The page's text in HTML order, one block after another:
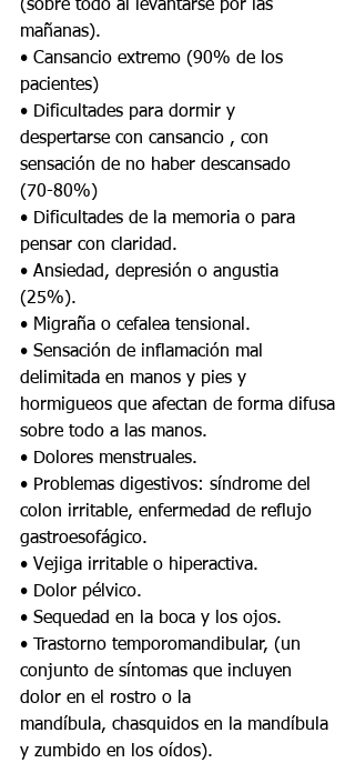
(sobre todo al levantarse por las
mañanas).
• Cansancio extremo (90% de los
pacientes)
• Dificultades para dormir y
despertarse con cansancio , con
sensación de no haber descansado
(70-80%)
• Dificultades de la memoria o para
pensar con claridad.
• Ansiedad, depresión o angustia
(25%).
• Migraña o cefalea tensional.
• Sensación de inflamación mal
delimitada en manos y pies y
hormigueos que afectan de forma difusa
sobre todo a las manos.
• Dolores menstruales.
• Problemas digestivos: síndrome del
colon irritable, enfermedad de reflujo
gastroesofágico.
• Vejiga irritable o hiperactiva.
• Dolor pélvico.
• Sequedad en la boca y los ojos.
• Trastorno temporomandibular, (un
conjunto de síntomas que incluyen
dolor en el rostro o la
mandíbula, chasquidos en la mandíbula
y zumbido en los oídos).